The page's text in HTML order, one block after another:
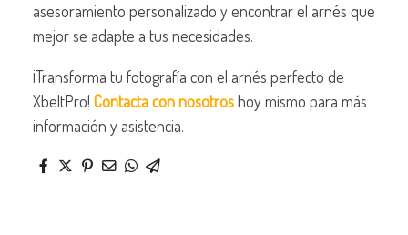
asesoramiento personalizado y encontrar el arnés que
mejor se adapte a tus necesidades.
¡Transforma tu fotografía con el arnés perfecto de
XbeltPro! Contacta con nosotroshoy mismo para más
información y asistencia.